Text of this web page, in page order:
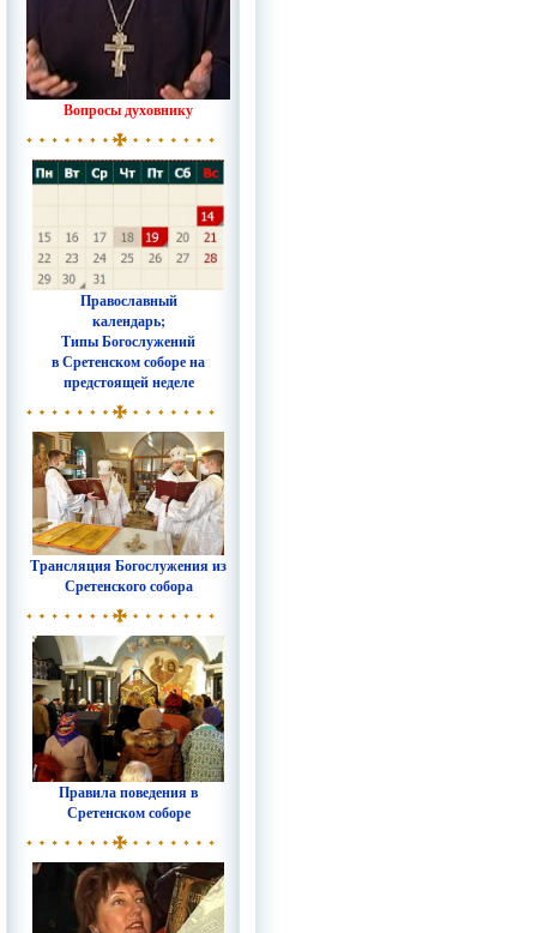
Вопросы духовнику
Православный
календарь;
Типы Богослужений
в Сретенском соборе на
предстоящей неделе
Трансляция Богослужения из
Сретенского собора
Правила поведения в
Сретенском соборе